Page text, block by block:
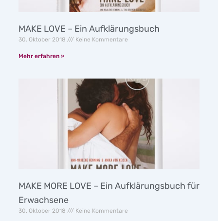
MAKE LOVE – Ein Aufklärungsbuch
30. Oktober 2018 Keine Kommentare
Mehr erfahren »
MAKE MORE LOVE – Ein Aufklärungsbuch für
Erwachsene
30. Oktober 2018 Keine Kommentare